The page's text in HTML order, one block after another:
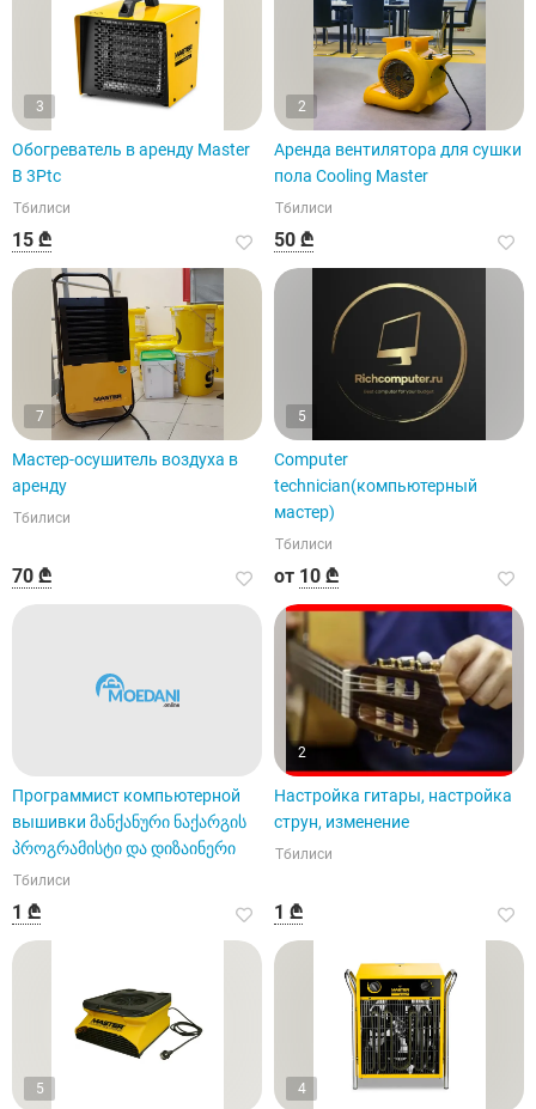
3
Обогреватель в аренду Master
B 3Ptc
Тбилиси
15 ₾
2
Аренда вентилятора для сушки
пола Cooling Master
Тбилиси
50 ₾
7
Мастер-осушитель воздуха в
аренду
Тбилиси
70 ₾
5
Computer
technician(компьютерный
мастер)
Тбилиси
от 10 ₾
Программист компьютерной
вышивки მანქანური ნაქარგის
პროგრამისტი და დიზაინერი
Тбилиси
1 ₾
2
Настройка гитары, настройка
струн, изменение
Тбилиси
1 ₾
5 4